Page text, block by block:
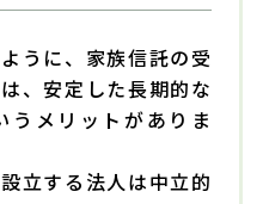
うに、家族信託の受
、安定した長期的な
うメリットがありま
立する法人は中立的